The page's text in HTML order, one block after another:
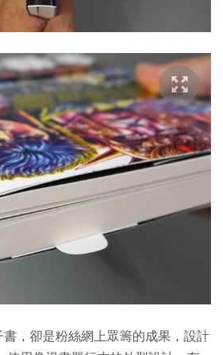
，卻是粉絲網上眾籌的成果，設計